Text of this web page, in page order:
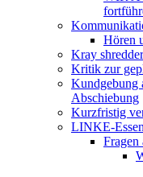
Hören
Kray
Kritik zur
Kundgebung
Abschiebung
Kurzfristig
LINKE-Essen
Fragen